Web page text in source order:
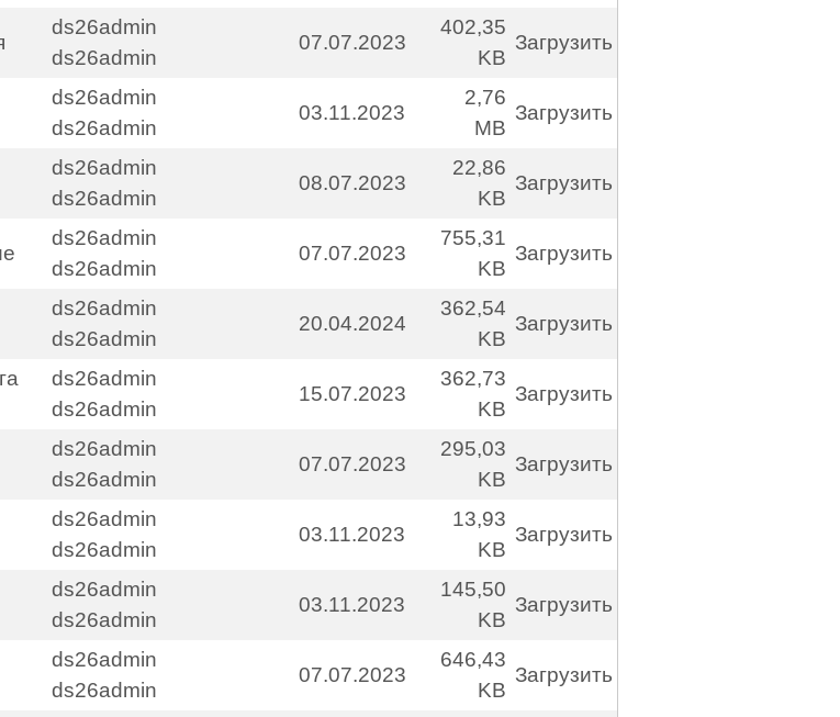
ds26admin
ds26admin
07.07.2023
402,35
KB
Загрузить
ds26admin
ds26admin
03.11.2023
2,76
MB
Загрузить
ds26admin
ds26admin
08.07.2023
22,86
KB
Загрузить
ds26admin
ds26admin
07.07.2023
755,31
KB
Загрузить
ds26admin
ds26admin
20.04.2024
362,54
KB
Загрузить
ds26admin
ds26admin
15.07.2023
362,73
KB
Загрузить
ds26admin
ds26admin
07.07.2023
295,03
KB
Загрузить
ds26admin
ds26admin
03.11.2023
13,93
KB
Загрузить
ds26admin
ds26admin
03.11.2023
145,50
KB
Загрузить
ds26admin
ds26admin
07.07.2023
646,43
KB
Загрузить